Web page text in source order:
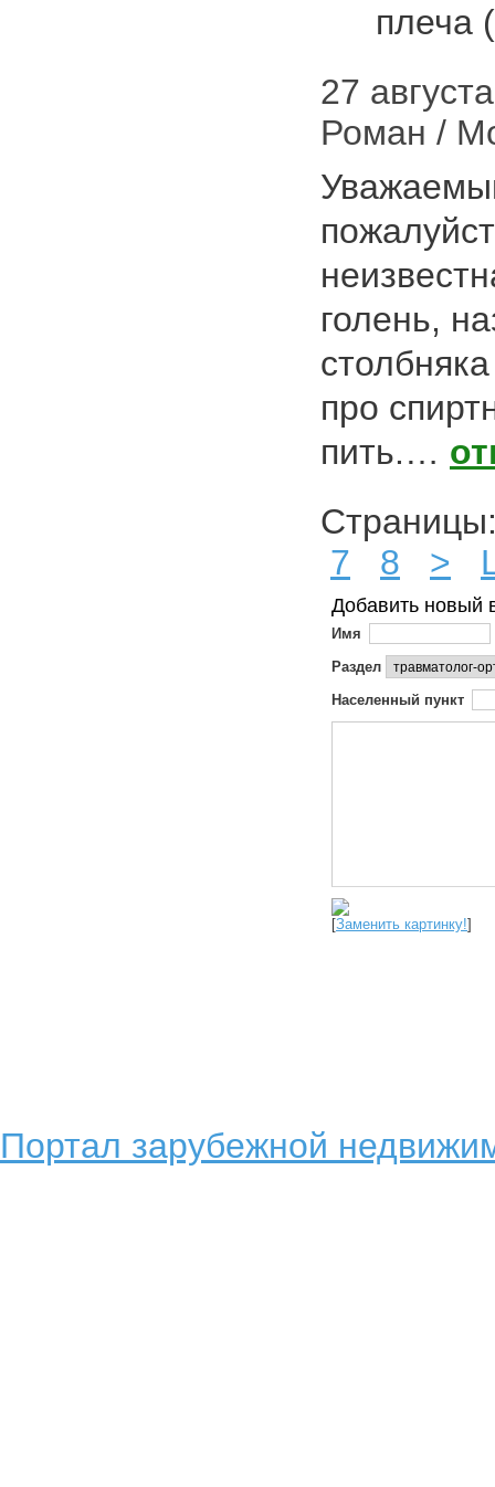
27
Роман /
голень,
про
пить.…
7
8 >
Добавить новый
Имя
Раздел
Населенный пункт
[Заменить картинку!]
Портал зарубежной